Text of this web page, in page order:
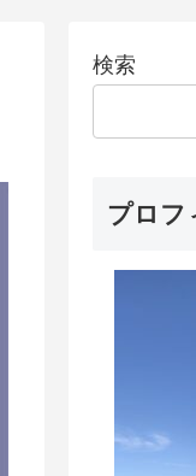
検索
プロフ